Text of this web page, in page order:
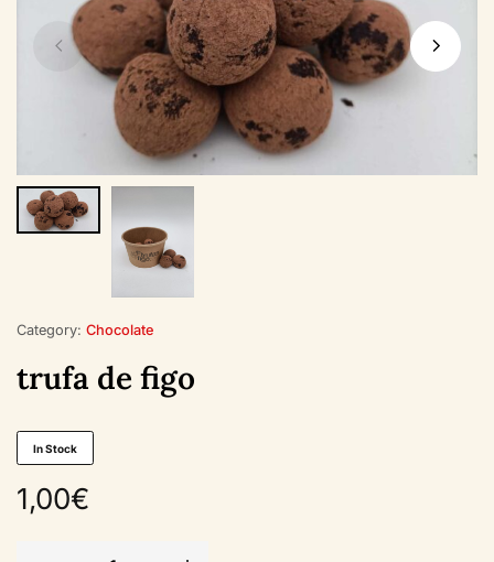
Category: Chocolate
trufa de figo
In Stock
1,00€